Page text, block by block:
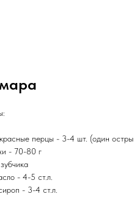
перцы - 3-4 шт. (один
- 70-80 г
- 4-5 ст.л.
- 3-4 ст.л.